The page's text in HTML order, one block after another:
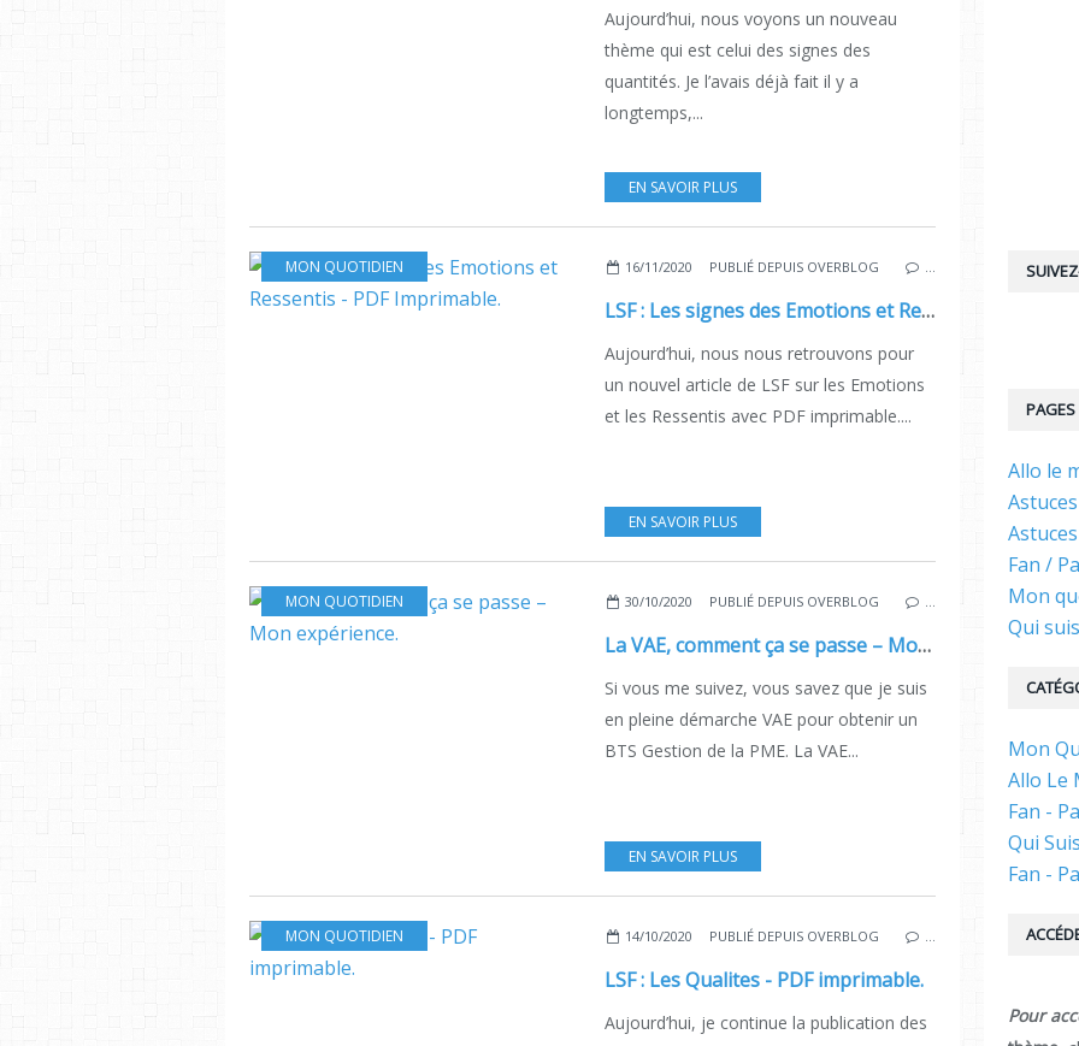
Aujourd’hui, nous voyons un nouveau
thème qui est celui des signes des
quantités. Je l’avais déjà fait il y a
longtemps,...
EN SAVOIR PLUS
MON QUOTIDIEN 16/11/2020 PUBLIÉ DEPUIS OVERBLOG
LSF : Les signes des Emotions et Ressentis - PDF Imprimable.
Aujourd’hui, nous nous retrouvons pour
un nouvel article de LSF sur les Emotions
et les Ressentis avec PDF imprimable....
EN SAVOIR PLUS
MON QUOTIDIEN 30/10/2020 PUBLIÉ DEPUIS OVERBLOG
La VAE, comment ça se passe – Mon expérience.
Si vous me suivez, vous savez que je suis
en pleine démarche VAE pour obtenir un
BTS Gestion de la PME. La VAE...
EN SAVOIR PLUS
MON QUOTIDIEN 14/10/2020 PUBLIÉ DEPUIS OVERBLOG
LSF : Les Qualites - PDF imprimable.
Aujourd’hui, je continue la publication des
PAGES
Allo le
Fan /
Mon
Qui
Mon
Allo Le
Fan -
Qui
Fan -
Pour